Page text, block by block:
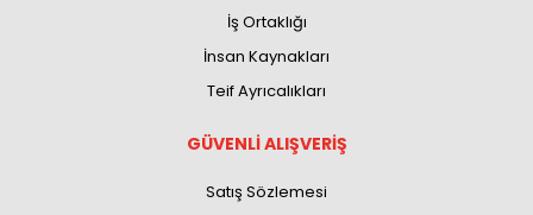
İş Ortaklığı
İnsan Kaynakları
Teif Ayrıcalıkları
GÜVENLİ ALIŞVERİŞ
Satış Sözlemesi